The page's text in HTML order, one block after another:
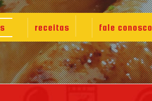
receitas fale conosco